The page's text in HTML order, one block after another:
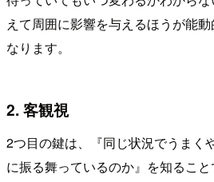
えて周囲に影響を与えるほうが能
なります。
2. 客観視
2つ目の鍵は、『同じ状況でうまく
に振る舞っているのか』を知ること